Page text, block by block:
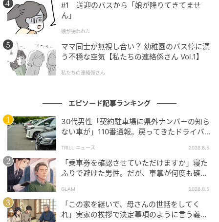
仮眠室には自分ひとりしかいない。ドアも閉まったま
ま。窓の外では昼休みのざわめきが聞こえている。
今思い返しても、あれが何だったのか答えが出ない。
職場の同僚に話したこともあるが、みな笑い飛ばすだ
は、今でも鮮明に思い出すことができる。あの沈黙。
あの重さ。
あの仮眠室には、それ以来ひとりでは入れない。
※GLAMが独自に実施したアンケートで集めた、40
代・女性読者様の体験談をもとに記事化しています
※本コンテンツ内の画像は、生成AIを利用して作成し
ています。
#1 送迎のバスから「娘が降りてきてませ
ん」
娘が拐われた
ママ同士が無視し合い？ 幼稚園のバス停に漂
う不穏な空気【私たちの連絡係さん Vol.1】
私たちの連絡係さん
エピソード記事ランキング
30代男性「契約駐車場に県外ナンバーの知ら
ない車が」110番通報。戻ってきたドライバー
TRILL ニュース 2026.8.5
「乗車券を確認させていただけますか」寝た
ふりで避けた男性。だが、車掌が何度も確認
GLAM 2026.8.5
「この家を継いで、母さんの世話をしてく
れ」実家の挨拶で決定事項のように言う義